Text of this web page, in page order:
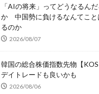
「AIの将来」ってどうなるんだ
か 中国勢に負けるなんてこと
るのか
2026/08/07
韓国の総合株価指数先物【
デイトレードも良いかも
2026/08/06